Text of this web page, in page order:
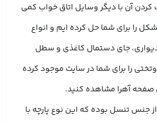
آن با دیگر وسایل اتاق خواب کمی
را برای شما حل کرده ایم و انواع
دیواری، جای دستمال کاغذی و سطل
را برای شما در سایت موجود کرده
صفحه آهرا مشاهده کنید.
جنس تنسل بوده که این نوع پارچه با